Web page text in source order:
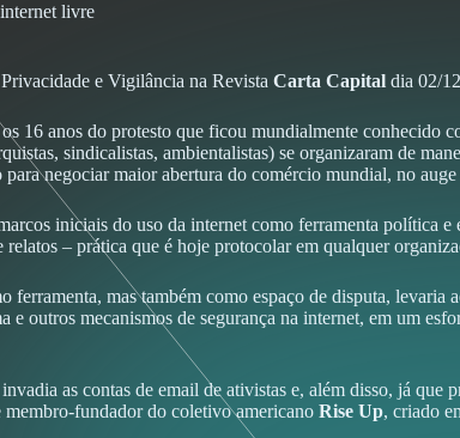
livre
e Vigilância na Revista Carta Capital dia 02/
16 anos do protesto que ficou mundialmente
sindicalistas, ambientalistas) se organizaram de
negociar maior abertura do comércio mundial, no
iniciais do uso da internet como ferramenta política
relatos – prática que é hoje protocolar em qualquer
ferramenta, mas também como espaço de disputa,
e outros mecanismos de segurança na internet, em um
as contas de email de ativistas e, além disso, já
membro-fundador do coletivo americano Rise Up, criado